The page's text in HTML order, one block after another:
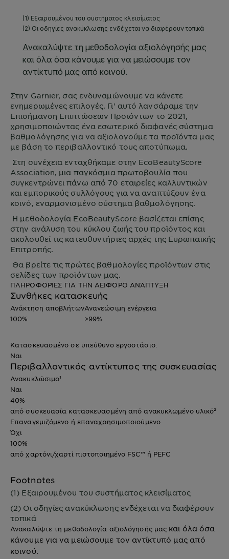
Στην Garnier, σας ενδυναμώνουμε να κάνετε
ενημερωμένες επιλογές. Γι' αυτό λανσάραμε την
Επισήμανση Επιπτώσεων Προϊόντων το 2021,
χρησιμοποιώντας ένα εσωτερικό διαφανές σύστημα
βαθμολόγησης για να αξιολογούμε τα προϊόντα μας
με βάση το περιβαλλοντικό τους αποτύπωμα.
Στη συνέχεια ενταχθήκαμε στην EcoBeautyScore
Association, μια παγκόσμια πρωτοβουλία που
συγκεντρώνει πάνω από 70 εταιρείες καλλυντικών
και εμπορικούς συλλόγους για να αναπτύξουν ένα
κοινό, εναρμονισμένο σύστημα βαθμολόγησης.
Η μεθοδολογία EcoBeautyScore βασίζεται επίσης
στην ανάλυση του κύκλου ζωής του προϊόντος και
ακολουθεί τις κατευθυντήριες αρχές της Ευρωπαϊκής
Επιτροπής.
Θα βρείτε τις πρώτες βαθμολογίες προϊόντων στις
σελίδες των προϊόντων μας.
ΠΛΗΡΟΦΟΡΊΕΣ ΓΙΑ ΤΗΝ ΑΕΙΦΌΡΟ ΑΝΆΠΤΥΞΗ
Συνθήκες κατασκευής
Ανάκτηση αποβλήτων
100%
Ανανεώσιμη ενέργεια
>99%
Κατασκευασμένο σε υπεύθυνο εργοστάσιο.
Ναι
Περιβαλλοντικός αντίκτυπος της συσκευασίας
Ανακυκλώσιμο¹
Ναι
40%
από συσκευασία κατασκευασμένη από ανακυκλωμένο υλικό²
Επαναγεμιζόμενο ή επαναχρησιμοποιούμενο
Όχι
100%
από χαρτόνι/χαρτί πιστοποιημένο FSC™ ή PEFC
Footnotes
(1) Εξαιρουμένου του συστήματος κλεισίματος
(2) Οι οδηγίες ανακύκλωσης ενδέχεται να διαφέρουν
τοπικά
Ανακαλύψτε τη μεθοδολογία αξιολόγησής μας και όλα όσα
κάνουμε για να μειώσουμε τον αντίκτυπό μας από
κοινού.